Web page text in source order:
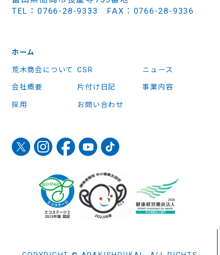
TEL：0766-28-9333 FAX：0766-28-9336
ホーム
荒木商会について CSR ニュース
会社概要 片付け日記 事業内容
採用 お問い合わせ